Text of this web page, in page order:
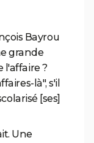
Bayrou
grande
l'affaire ?
là", s'il
[ses]
Une